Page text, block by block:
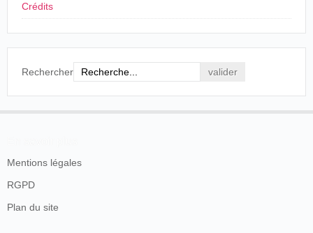
Crédits
Rechercher
Mentions légales
RGPD
Plan du site